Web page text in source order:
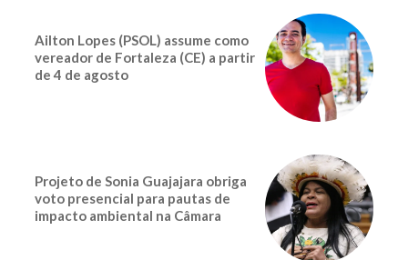
Ailton Lopes (PSOL) assume como
vereador de Fortaleza (CE) a partir
de 4 de agosto
Projeto de Sonia Guajajara obriga
voto presencial para pautas de
impacto ambiental na Câmara